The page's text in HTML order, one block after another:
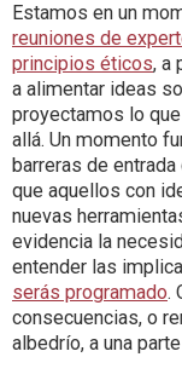
Estamos en un
reuniones de
principios éticos, a
a alimentar ideas
proyectamos lo
allá. Un momento
barreras de
que aquellos con
nuevas
evidencia la
entender las
serás programado.
consecuencias, o
albedrío, a una